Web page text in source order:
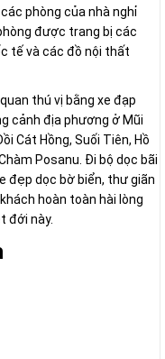
phòng của nhà nghỉ
được trang bị các
tế và các đồ nội thất
thú vị bằng xe đạp
cảnh địa phương ở Mũi
Cát Hồng, Suối Tiên, Hồ
Posanu. Đi bộ dọc bãi
đẹp dọc bờ biển, thư giãn
hoàn toàn hài lòng
đới này.